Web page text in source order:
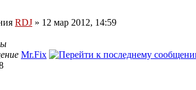
RDJ » 12 мар 2012, 14:59
Mr.Fix